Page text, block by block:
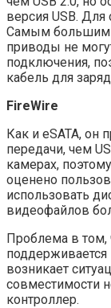
версия USB.
Самым большим
приводы не
подключения,
кабель для
FireWire
Как и eSATA, он
передачи, чем
камерах,
оценено
использовать
видеофайлов
Проблема в том,
возникает
совместимости
контроллер.